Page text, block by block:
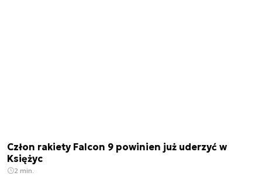
Człon rakiety Falcon 9 powinien już uderzyć w
Księżyc
2 min.